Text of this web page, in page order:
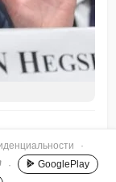
·
·
GooglePlay